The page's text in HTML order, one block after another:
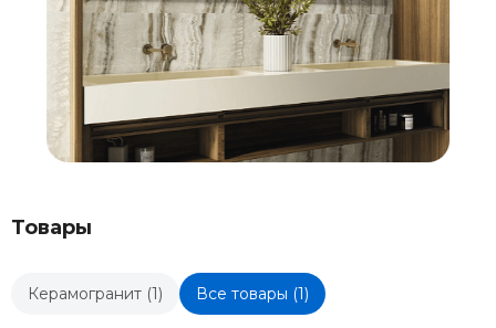
Товары
Керамогранит (1) Все товары (1)